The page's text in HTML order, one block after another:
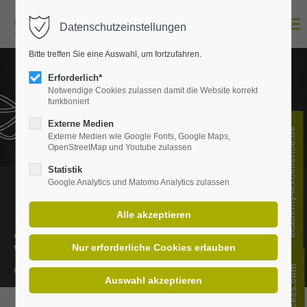
Login
Passwort
Anmelden
Lost your password?
Support
Lorem ipsum dolor sit amet:
„Wissen ist das richtige Verständnis
von Informationen.“
Henning Mankell
academy4excellence.de
Datenschutzeinstellungen
Bitte treffen Sie eine Auswahl, um fortzufahren.
Erforderlich*
Notwendige Cookies zulassen damit die Website korrekt
funktioniert
Externe Medien
Externe Medien wie Google Fonts, Google Maps,
OpenStreetMap und Youtube zulassen
Statistik
Google Analytics und Matomo Analytics zulassen